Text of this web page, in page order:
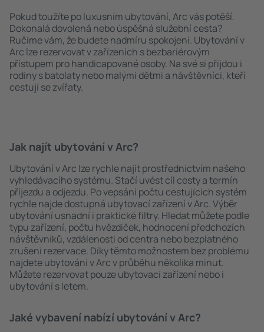
Pokud toužíte po luxusním ubytování, Arc vás potěší.
Dokonalá dovolená nebo úspěšná služební cesta?
Ručíme vám, že budete nadmíru spokojeni. Ubytování v
Arc lze rezervovat v zařízeních s bezbariérovým
přístupem pro handicapované osoby. Na své si přijdou i
rodiny s batolaty nebo malými dětmi a návštěvníci, kteří
cestují se zvířaty.
Jak najít ubytování v Arc?
Ubytování v Arc lze rychle najít prostřednictvím našeho
vyhledávacího systému. Stačí uvést cíl cesty a termín
příjezdu a odjezdu. Po vepsání počtu cestujících systém
rychle najde dostupná ubytovací zařízení v Arc. Výběr
ubytování usnadní i praktické filtry. Hledat můžete podle
typu zařízení, počtu hvězdiček, hodnocení předchozích
návštěvníků, vzdálenosti od centra nebo bezplatného
zrušení rezervace. Díky těmto možnostem bez problému
najdete ubytování v Arc v průběhu několika minut.
Můžete rezervovat pouze ubytovací zařízení nebo i
ubytování s letem.
Jaké vybavení nabízí ubytování v Arc?